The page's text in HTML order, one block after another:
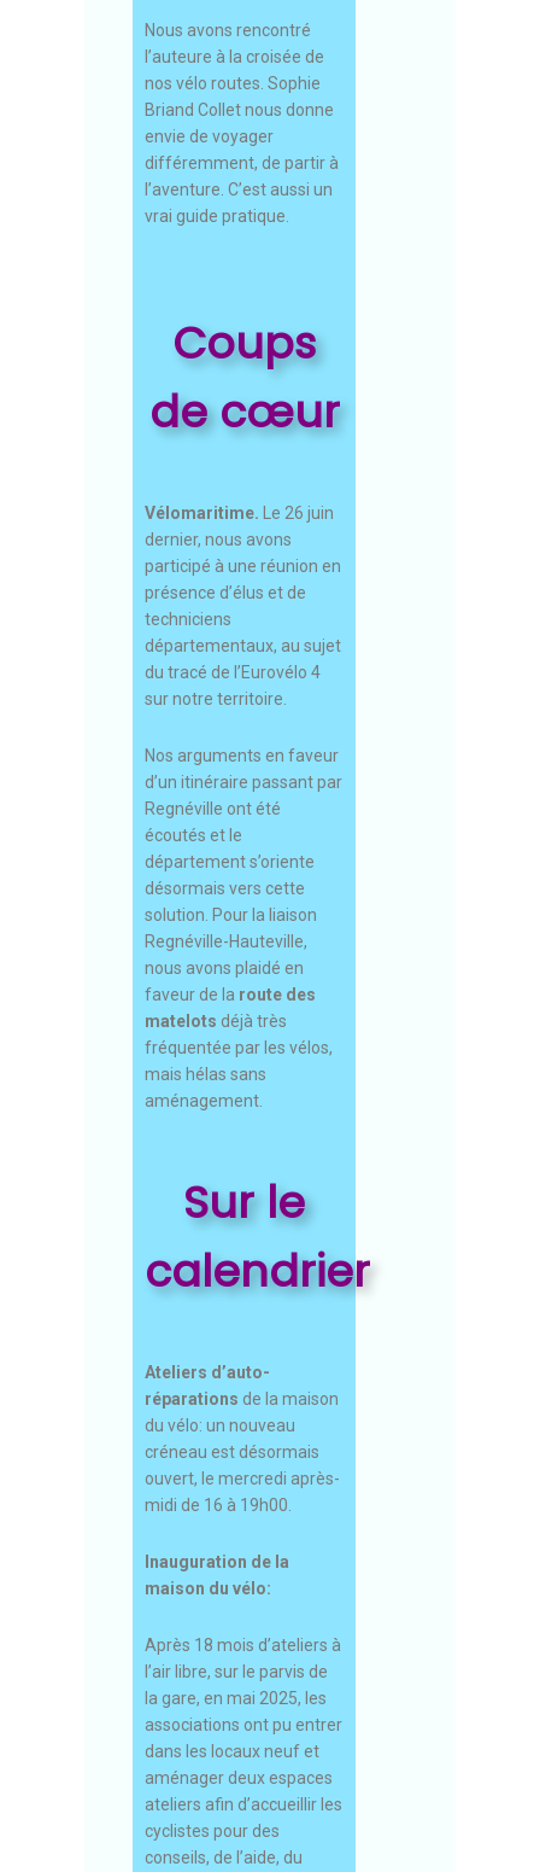
Nous avons rencontré
l’auteure à la croisée de
nos vélo routes. Sophie
Briand Collet nous donne
envie de voyager
différemment, de partir à
l’aventure. C’est aussi un
vrai guide pratique.
Coups
de cœur
Vélomaritime.
Le 26 juin
dernier, nous avons
participé à une réunion en
présence d’élus et de
techniciens
départementaux, au sujet
du tracé de l’Eurovélo 4
sur notre territoire.
Nos arguments en faveur
d’un itinéraire passant par
Regnéville ont été
écoutés et le
département s’oriente
désormais vers cette
solution. Pour la liaison
Regnéville-Hauteville,
nous avons plaidé en
faveur de la route des
matelots déjà très
fréquentée par les vélos,
mais hélas sans
aménagement.
Sur le
calendrier
Ateliers d’auto-
réparations de la maison
du vélo: un nouveau
créneau est désormais
ouvert, le mercredi après-
midi de 16 à 19h00.
Inauguration de la
maison du vélo:
Après 18 mois d’ateliers à
l’air libre, sur le parvis de
la gare, en mai 2025, les
associations ont pu entrer
dans les locaux neuf et
aménager deux espaces
ateliers afin d’accueillir les
cyclistes pour des
conseils, de l’aide, du